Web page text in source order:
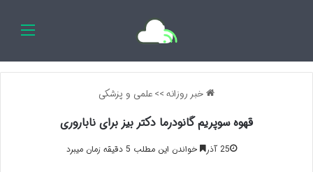
خبر روزانه>>علمی و پزشکی
قهوه سوپریم گانودرما دکتر بیز برای ناباروری
25 آذر خواندن این مطلب 5 دقیقه زمان میبرد